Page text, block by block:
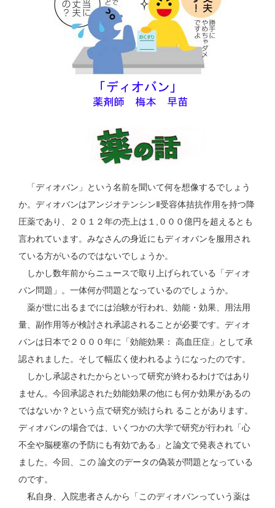
「ディオバン」という名前を聞いて何を想像するでしょう
か。ディオバンはアンジオテンシンⅡ受容体拮抗作用を持つ降
圧薬であり、２０１２年の売上は１,０００億円を超えるとも
言われています。みなさんの身近にもディオバンを服用され
ている方がいるのではないでしょうか。
しかし数年前からニュースで取り上げられている「ディオ
バン問題」。一体何が問題となっているのでしょうか。
薬が世に出るまでには治験が行われ、効能・効果、用法用
量、副作用等が検討され承認されることが必要です。ディオ
バンは日本で２０００年に「効能効果： 高血圧症」として承
認されました。そして幅広く使われるようになったのです。
しかし承認されたからといって研究が終わるわけではあり
ません。今回承認された効能効果の他にも何か効果があるの
ではないか？という点で研究が続けられ ることがあります。
ディオバンの場合では、いくつかの大学で研究が行われ「心
不全や脳梗塞の予防にも有効である」と論文で発表されてい
ました。今回、この 論文のデータの偽装が問題となっている
のです。
私自身、入院患者さんから「このディオバンっていう薬は